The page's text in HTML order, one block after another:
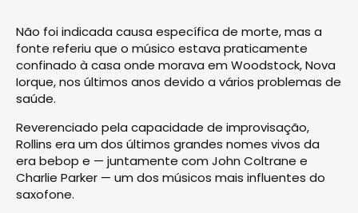
Não foi indicada causa específica de morte, mas a
fonte referiu que o músico estava praticamente
confinado à casa onde morava em Woodstock, Nova
Iorque, nos últimos anos devido a vários problemas de
saúde.
Reverenciado pela capacidade de improvisação,
Rollins era um dos últimos grandes nomes vivos da
era bebop e — juntamente com John Coltrane e
Charlie Parker — um dos músicos mais influentes do
saxofone.